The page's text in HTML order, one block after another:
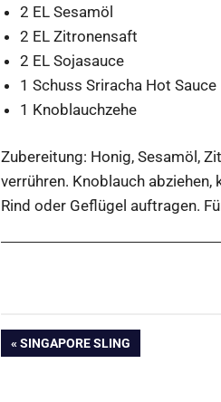
2 EL Sesamöl
2 EL Zitronensaft
2 EL Sojasauce
1 Schuss Sriracha Hot Sauce
1 Knoblauchzehe
Zubereitung: Honig, Sesamöl,
verrühren. Knoblauch abziehen,
Rind oder Geflügel auftragen.
Beitragsnavigation
VORHERIGER
SINGAPORE SLING